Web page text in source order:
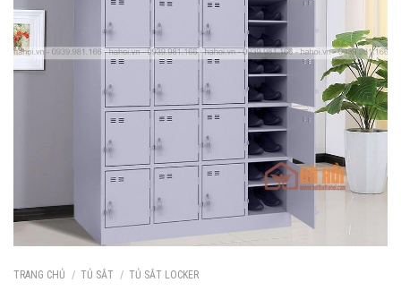
TRANG CHỦ / TỦ SẮT / TỦ SẮT LOCKER